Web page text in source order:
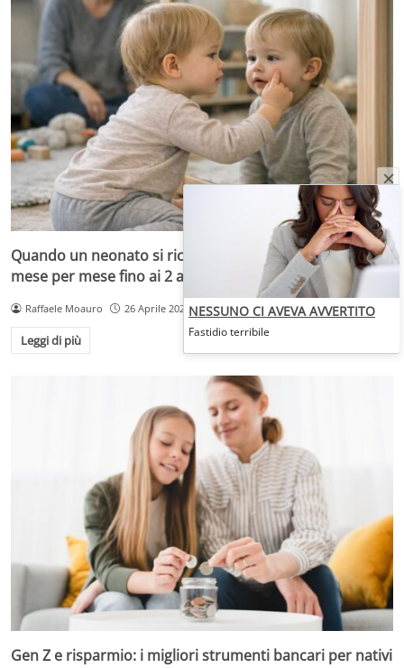
Quando un neonato si riconosce allo specchio: le tappe
mese per mese fino ai 2 anni
Raffaele Moauro 26 Aprile 2026
Leggi di più
Gen Z e risparmio: i migliori strumenti bancari per nativi
NESSUNO CI AVEVA AVVERTITO
Fastidio terribile